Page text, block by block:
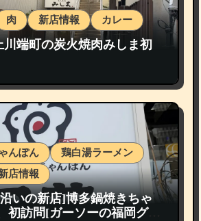
肉 新店情報 カレー
端町の炭火焼肉みしま初
んぽん
鶏白湯ラーメン
店情報
いの新店]博多鍋焼きちゃ
初訪問[ガーソーの福岡グル